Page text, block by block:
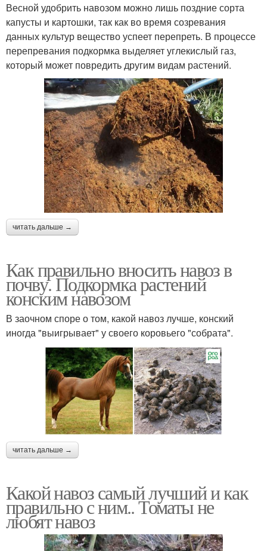
Лосиный навоз Кроличий навоз
Навоз по степени Бараний навоз
Овечий навоз
Весной удобрить навозом можно лишь поздние сорта
капусты и картошки, так как во время созревания
данных культур вещество успеет перепреть. В процессе
перепревания подкормка выделяет углекислый газ,
который может повредить другим видам растений.
читать дальше →
Как правильно вносить навоз в
почву. Подкормка растений
конским навозом
В заочном споре о том, какой навоз лучше, конский
иногда "выигрывает" у своего коровьего "собрата".
читать дальше →
Какой навоз самый лучший и как
правильно с ним.. Томаты не
любят навоз